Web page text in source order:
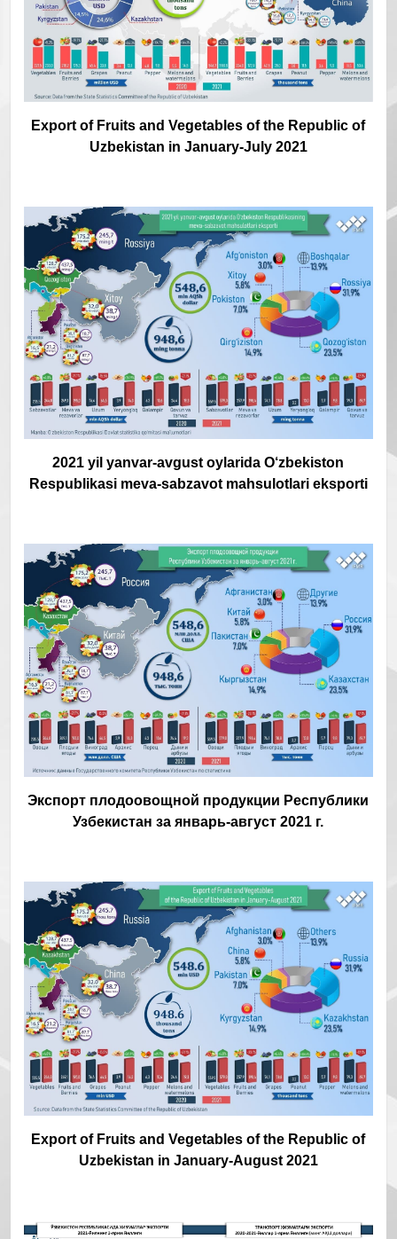
Export of Fruits and Vegetables of the Republic of
Uzbekistan in January-July 2021
2021 yil yanvar-avgust oylarida O‘zbekiston
Respublikasi meva-sabzavot mahsulotlari eksporti
Экспорт плодоовощной продукции Республики
Узбекистан за январь-август 2021 г.
Export of Fruits and Vegetables of the Republic of
Uzbekistan in January-August 2021